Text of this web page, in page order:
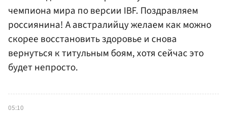
чемпиона мира по версии IBF. Поздравляем
россиянина! А австралийцу желаем как можно
скорее восстановить здоровье и снова
вернуться к титульным боям, хотя сейчас это
будет непросто.
05:10